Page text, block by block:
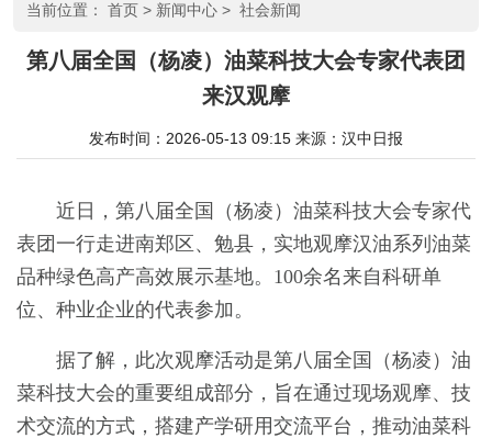
当前位置： 首页 > 新闻中心 > 社会新闻
第八届全国（杨凌）油菜科技大会专家代表团
来汉观摩
发布时间：2026-05-13 09:15 来源： 汉中日报
近日，第八届全国（杨凌）油菜科技大会专家代
表团一行走进南郑区、勉县，实地观摩汉油系列油菜
品种绿色高产高效展示基地。100余名来自科研单
位、种业企业的代表参加。
据了解，此次观摩活动是第八届全国（杨凌）油
菜科技大会的重要组成部分，旨在通过现场观摩、技
术交流的方式，搭建产学研用交流平台，推动油菜科